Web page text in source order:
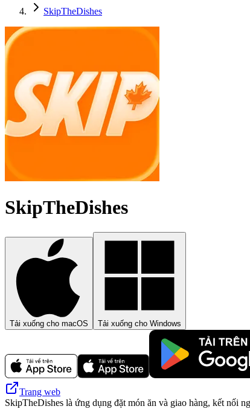
SkipTheDishes
SkipTheDishes
Tải xuống cho macOS Tải xuống cho Windows
Trang web
SkipTheDishes là ứng dụng đặt món ăn và giao hàng, kết nối